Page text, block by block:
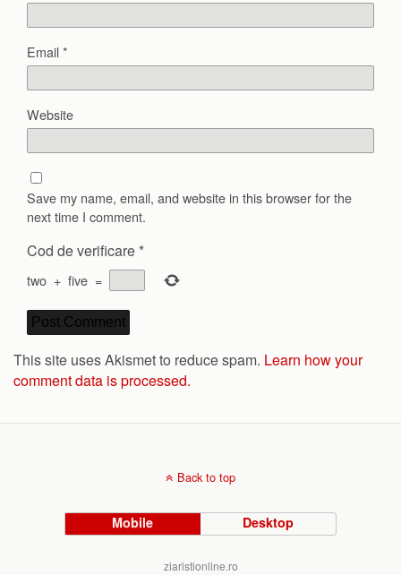
Email*
Website
Save my name, email, and website in this browser for the
next time I comment.
Cod de verificare *
two + five =
This site uses Akismet to reduce spam. Learn how your
comment data is processed.
Back to top
Mobile Desktop
ziaristionline.ro